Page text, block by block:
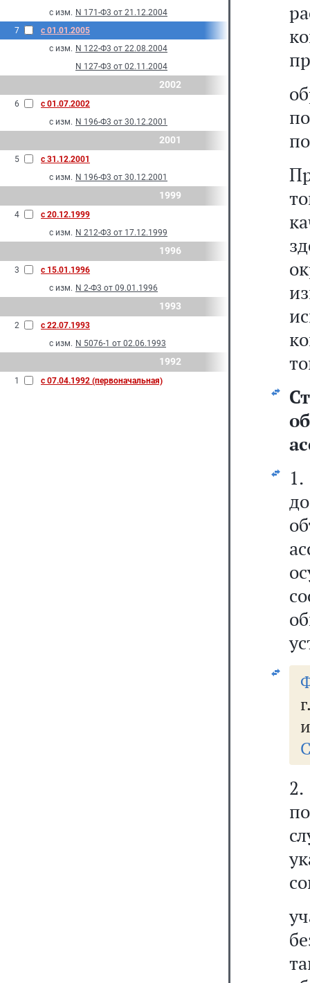
с изм. N 171-Ф3 от 21.12.2004
7
с 01.01.2005
с изм. N 122-Ф3 от 22.08.2004
N 127-Ф3 от 02.11.2004
2002
6
с 01.07.2002
с изм. N 196-Ф3 от 30.12.2001
2001
5
с 31.12.2001
с изм. N 196-Ф3 от 30.12.2001
1999
4
с 20.12.1999
с изм. N 212-Ф3 от 17.12.1999
1996
3
с 15.01.1996
с изм. N 2-Ф3 от 09.01.1996
1993
2
с 22.07.1993
с изм. N 5076-1 от 02.06.1993
1992
1 с 07.04.1992 (первоначальная)